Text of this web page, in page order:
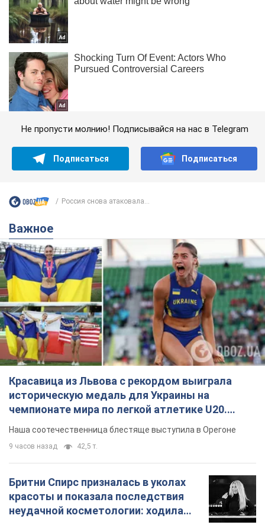
Не пропусти молнию! Подписывайся на нас в Telegram
Подписаться Подписаться
Россия снова атаковала...
Важное
Красавица из Львова с рекордом выиграла
историческую медаль для Украины на
чемпионате мира по легкой атлетике U20.
Видео
Наша соотечественница блестяще выступила в Орегоне
9 часов назад 42,5 т.
Бритни Спирс призналась в уколах
красоты и показала последствия
неудачной косметологии: ходила